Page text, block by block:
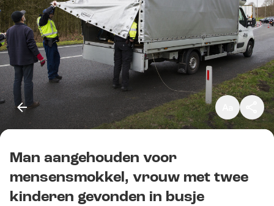
Klein
Standaard
Groot
Man aangehouden voor
mensensmokkel, vrouw met twee
kinderen gevonden in busje